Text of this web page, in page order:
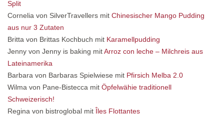
Split
Cornelia von SilverTravellers mit Chinesischer Mango Pudding
aus nur 3 Zutaten
Britta von Brittas Kochbuch mit Karamellpudding
Jenny von Jenny is baking mitArroz con leche – Milchreis aus
Lateinamerika
Barbara von Barbaras Spielwiese mit Pfirsich Melba 2.0
Wilma von Pane-Bistecca mit Öpfelwähie traditionell
Schweizerisch!
Regina von bistroglobal mit Îles Flottantes